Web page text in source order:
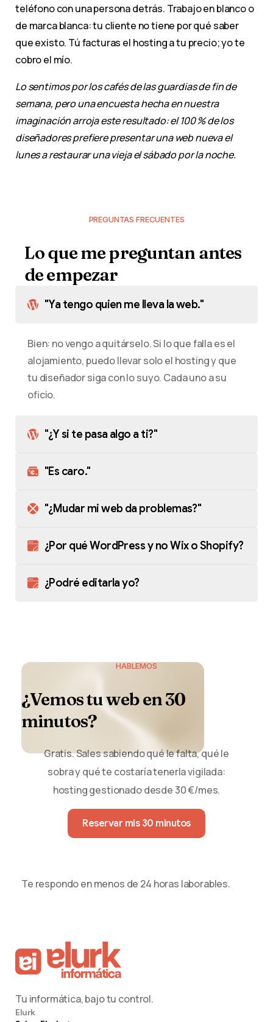
teléfono con una persona detrás. Trabajo en blanco o
de marca blanca: tu cliente no tiene por qué saber
que existo. Tú facturas el hosting a tu precio; yo te
cobro el mío.
Lo sentimos por los cafés de las guardias de fin de
semana, pero una encuesta hecha en nuestra
imaginación arroja este resultado: el 100 % de los
diseñadores prefiere presentar una web nueva el
lunes a restaurar una vieja el sábado por la noche.
PREGUNTAS FRECUENTES
Loquemepreguntan antes
deempezar
"Ya tengo quien me lleva la web."
Bien: no vengo a quitárselo. Si lo que falla es el
alojamiento, puedo llevar solo el hosting y que
tu diseñador siga con lo suyo. Cada uno a su
oficio.
"¿Y si te pasa algo a ti?"
"Es caro."
"¿Mudar mi web da problemas?"
¿Por qué WordPress y no Wix o Shopify?
¿Podré editarla yo?
HABLEMOS
¿Vemostuweben30
minutos?
Gratis. Sales sabiendo qué le falta, qué le
sobra y qué te costaría tenerla vigilada:
hosting gestionado desde 30 €/mes.
Reservar mis 30 minutos
Te respondo en menos de 24 horas laborables.
Tu informática, bajo tu control.
Elurk